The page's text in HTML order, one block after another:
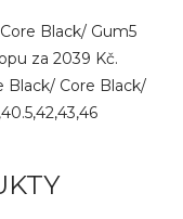
Black/ Gum5
za 2039 Kč.
Black/ Core Black/